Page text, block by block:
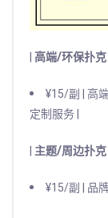
|高端/环保扑克
¥15/副 | 高
定制服务 |
|主题/周边扑克
¥15/副 | 品